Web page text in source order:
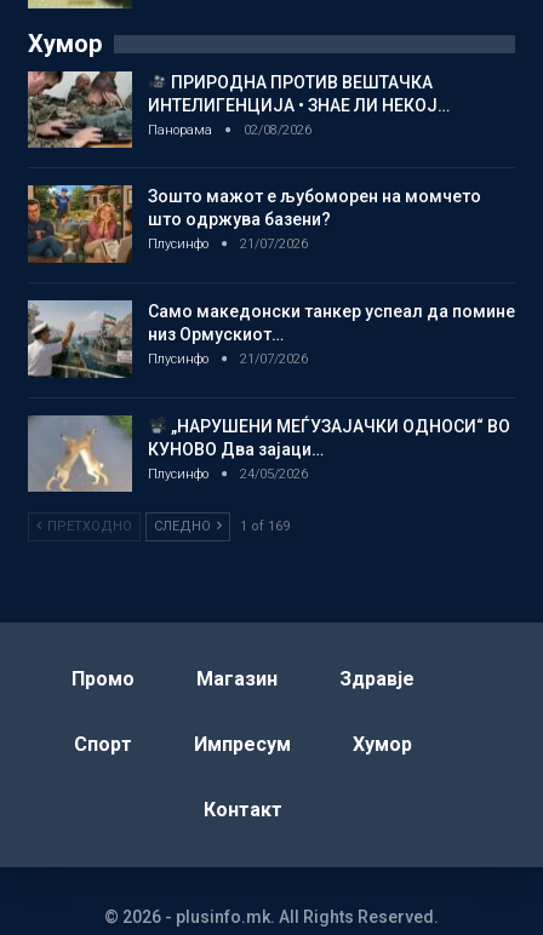
Хумор
ПРИРОДНА ПРОТИВ ВЕШТАЧКА
ИНТЕЛИГЕНЦИЈА • ЗНАЕ ЛИ НЕКОЈ…
Панорама 02/08/2026
Зошто мажот е љубоморен на момчето
што одржува базени?
Плусинфо 21/07/2026
Само македонски танкер успеал да помине
низ Ормускиот…
Плусинфо 21/07/2026
„НАРУШЕНИ МЕЃУЗАЈАЧКИ ОДНОСИ“ ВО
КУНОВО Два зајаци…
Плусинфо 24/05/2026
ПРЕТХОДНО СЛЕДНО 1 of 169
Промо Магазин Здравје
Спорт Импресум Хумор
Контакт
© 2026 - plusinfo.mk. All Rights Reserved.